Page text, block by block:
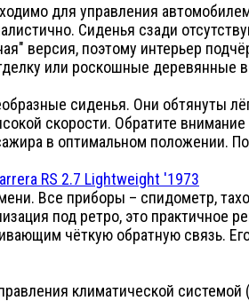
для управления
Сиденья сзади
версия, поэтому интерьер
или роскошные деревянные
сиденья. Они обтянуты
скорости. Обратите
в оптимальном положении.
Все приборы – спидометр,
под ретро, это
чёткую обратную связь.
климатической системой